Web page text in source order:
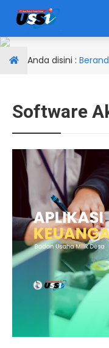
Anda disini :
Software